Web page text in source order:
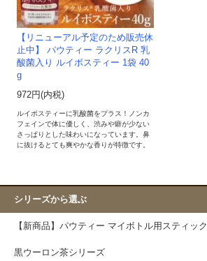
【リニューアル予定のため販売休
止中】 パウティー ラクリスR 乳
酸菌入り ルイボスティー 1袋 40
g
972円(内税)
ルイボスティーに乳酸菌をプラス！ノンカ
フェインで体に優しく、渋みや癖が少ない
さっぱりとした味わいになっています。鼻
に抜けるとても爽やかな香りが特徴です。
シリーズから選ぶ
【新商品】パウティー マイボトル用スティック
黒ウーロン茶シリーズ